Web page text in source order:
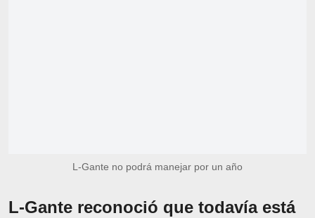
L-Gante no podrá manejar por un año
L-Gante reconoció que todavía está